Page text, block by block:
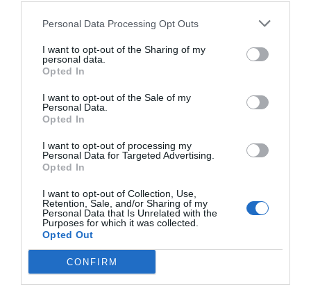
Personal Data Processing Opt Outs
I want to opt-out of the Sharing of my
personal data.
Opted In
I want to opt-out of the Sale of my
Personal Data.
Opted In
I want to opt-out of processing my
Personal Data for Targeted Advertising.
Opted In
I want to opt-out of Collection, Use,
Retention, Sale, and/or Sharing of my
Personal Data that Is Unrelated with the
Purposes for which it was collected.
Opted Out
CONFIRM
club ya ha visitado estadios de Estados Unidos y
Relacionado
en una plataforma global de entretenimiento”
Asimismo, el área que dirige Evangelista ha hecho
una “fuerte inversión” enGalo Verso, un
metaverso
donde el club tiene presencia
apunta. El directivo cifra en 9 millones los aficionados
del equipo blanquinegro. Además, la Inteligencia
Artificial (IA)“nos permiteoptimizar la política de
precios y mantener ese compromiso del fan”, explica el
dirigente.
Un innovador sistema por reconocimiento facial